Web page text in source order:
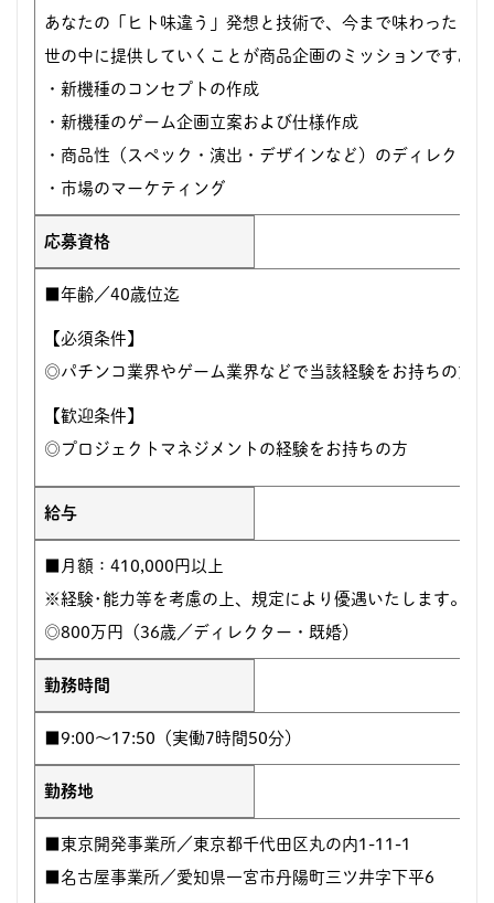
あなたの「ヒト味違う」発想と技術で、今まで味わったこ
世の中に提供していくことが商品企画のミッションです。
・新機種のコンセプトの作成
・新機種のゲーム企画立案および仕様作成
・商品性（スペック・演出・デザインなど）のディレクシ
・市場のマーケティング
応募資格
■年齢／40歳位迄
【必須条件】
◎パチンコ業界やゲーム業界などで当該経験をお持ちの方
【歓迎条件】
◎プロジェクトマネジメントの経験をお持ちの方
給与
■月額：410,000円以上
※経験･能力等を考慮の上、規定により優遇いたします。【
◎800万円（36歳／ディレクター・既婚）
勤務時間
■9:00～17:50（実働7時間50分）
勤務地
■東京開発事業所／東京都千代田区丸の内1-11-1
■名古屋事業所／愛知県一宮市丹陽町三ツ井字下平6